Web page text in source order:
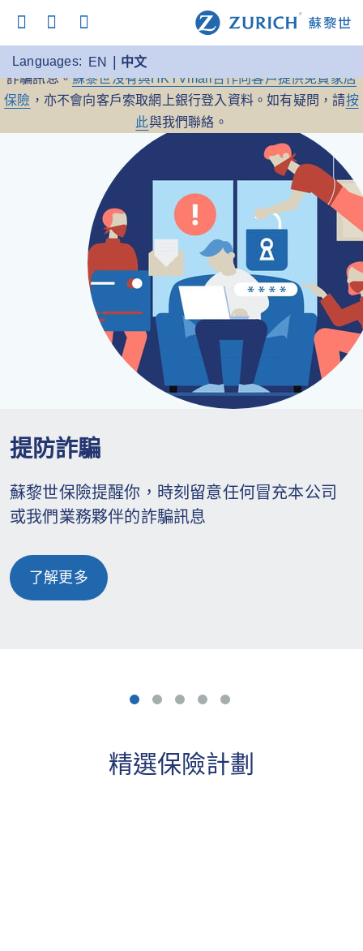
Languages: EN 中文
提防詐騙： 蘇黎世保險提醒你，時刻留意任何冒充本公司的
詐騙訊息。蘇黎世沒有與HKTVmall合作向客戶提供免費家居
保險 ，亦不會向客戶索取網上銀行登入資料。如有疑問，請按
此與我們聯絡。
提防詐騙
蘇黎世保險提醒你，時刻留意任何冒充本公司
或我們業務夥伴的詐騙訊息
了解更多
精選保險計劃